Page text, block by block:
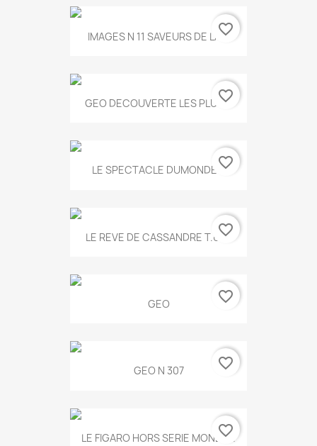
IMAGES N 11 SAVEURS DE LA...
favorite_border
GEO DECOUVERTE LES PLUS...
favorite_border
LE SPECTACLE DUMONDE...favorite_border
LE REVE DE CASSANDRE T.634
favorite_border
GEO favorite_border
GEO N 307 favorite_border
LE FIGARO HORS SERIE MONET...
favorite_border